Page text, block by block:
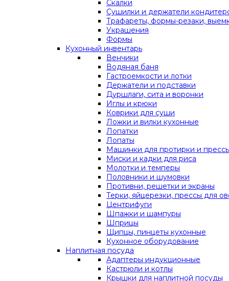
Скалки
Сушилки и держатели
Трафареты, формы-резаки,
Украшения
Формы
Кухонный инвентарь
Венчики
Водяная баня
Гастроемкости и лотки
Держатели и подставки
Дуршлаги, сита и воронки
Иглы и крюки
Коврики для суши
Ложки и вилки кухонные
Лопатки
Лопаты
Машинки для протирки и
Миски и кадки для риса
Молотки и темперы
Половники и шумовки
Противни, решетки и экраны
Терки, яйцерезки, прессы для
Центрифуги
Шпажки и шампуры
Шприцы
Щипцы, пинцеты кухонные
Кухонное оборудование
Наплитная посуда
Адаптеры индукционные
Кастрюли и котлы
Крышки для наплитной посуды